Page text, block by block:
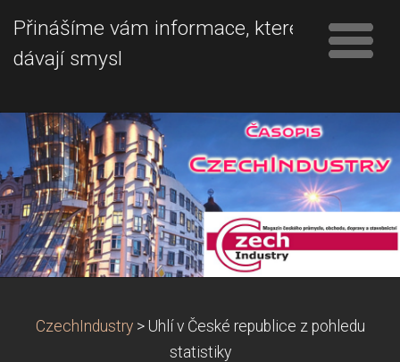
Přinášíme vám informace, které
dávají smysl
CzechIndustry > Uhlí v České republice z pohledu
statistiky